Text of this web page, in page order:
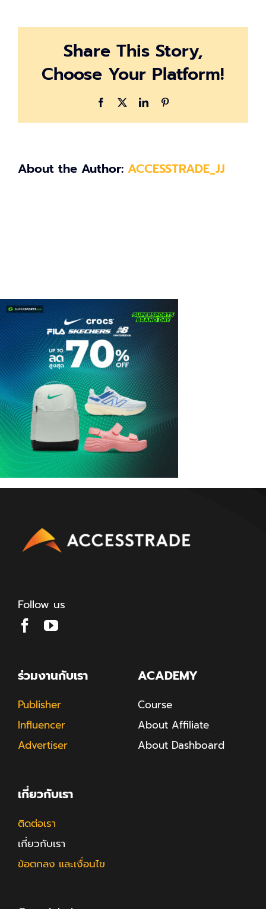
Share This Story,
Choose Your Platform!
Facebook LinkedIn
About the Author: ACCESSTRADE_JJ
Follow us
ร่วมงานกับเรา
Publisher
Influencer
Advertiser
ACADEMY
Course
About Affiliate
About Dashboard
เกี่ยวกับเรา
ติดต่อเรา
เกี่ยวกับเรา
ข้อตกลง และเงื่อนไข